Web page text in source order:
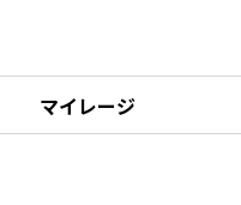
マイレージ